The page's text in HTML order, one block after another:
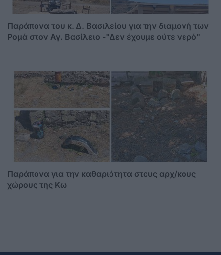
Παράπονα του κ. Δ. Βασιλείου για την διαμονή των
Ρομά στον Αγ. Βασίλειο -"Δεν έχουμε ούτε νερό"
Παράπονα για την καθαριότητα στους αρχ/κους
χώρους της Κω